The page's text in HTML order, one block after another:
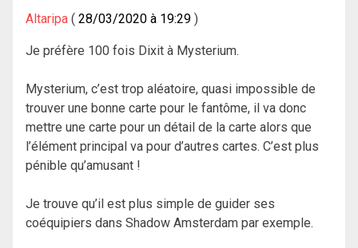
Altaripa 28/03/2020 à 19:29
Je préfère 100 fois Dixit à Mysterium.
Mysterium, c’est trop aléatoire, quasi impossible de
trouver une bonne carte pour le fantôme, il va donc
mettre une carte pour un détail de la carte alors que
l’élément principal va pour d’autres cartes. C’est plus
pénible qu’amusant !
Je trouve qu’il est plus simple de guider ses
coéquipiers dans Shadow Amsterdam par exemple.